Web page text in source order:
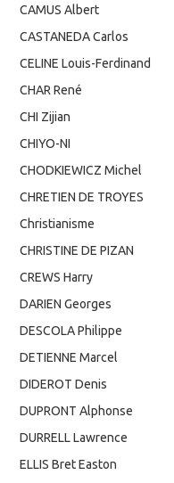
CAMUS Albert
CASTANEDA Carlos
CELINE Louis-Ferdinand
CHAR René
CHI Zijian
CHIYO-NI
CHODKIEWICZ Michel
CHRETIEN DE TROYES
Christianisme
CHRISTINE DE PIZAN
CREWS Harry
DARIEN Georges
DESCOLA Philippe
DETIENNE Marcel
DIDEROT Denis
DUPRONT Alphonse
DURRELL Lawrence
ELLIS Bret Easton